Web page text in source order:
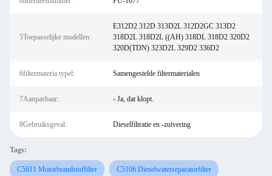
5Toepasselijke modellen:
E312D2 312D 313D2L 312D2GC 313D2
318D2L 318D2L ((AH) 318DL 318D2 320D2
320D(TDN) 323D2L 329D2 336D2
6filtermateria typel: Samengestelde filtermaterialen
7Aanpasbaar: - Ja, dat klopt.
8Gebruiksgeval: Dieselfiltratie en -zuivering
Tags:
C5611 Motorbrandstoffilter C5106 Dieselwaterseparatorfilter